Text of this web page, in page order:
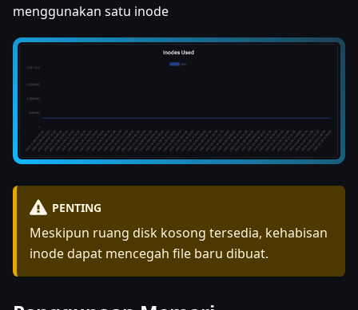
menggunakan satu inode
PENTING
Meskipun ruang disk kosong tersedia, kehabisan
inode dapat mencegah file baru dibuat.